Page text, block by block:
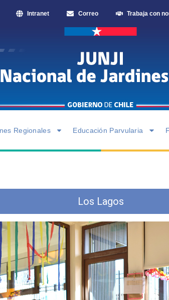
Intranet Correo Trabaja con
Regionales Educación Parvularia
Los Lagos